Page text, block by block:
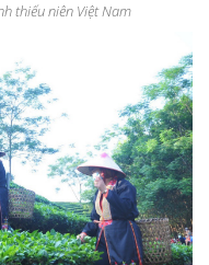
thiếu niên Việt Nam